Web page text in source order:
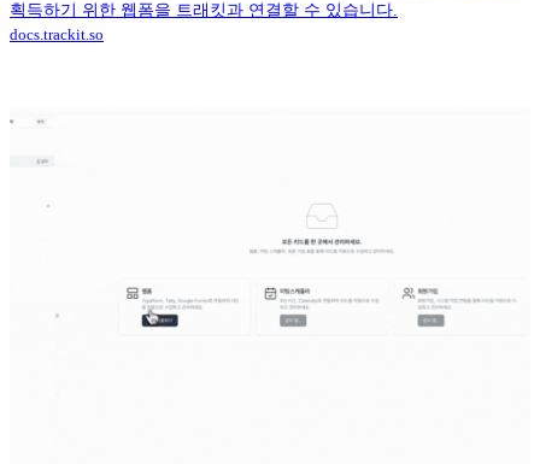
획득하기 위한 웹폼을 트래킷과 연결할 수 있습니다.
docs.trackit.so